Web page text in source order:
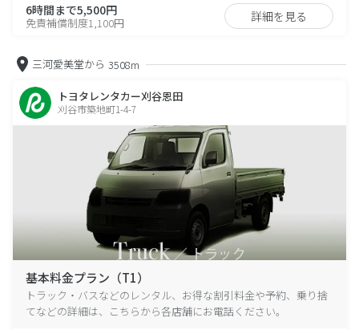
6時間まで5,500円
免責補償制度1,100円 詳細を見る
三河愛美堂から 3508m
トヨタレンタカー刈谷恩田
刈谷市築地町1-4-7
基本料金プラン（T1）
トラック・バスなどのレンタル、お得な割引料金や予約、乗り捨
てなどの詳細は、こちらから各店舗にお電話ください。